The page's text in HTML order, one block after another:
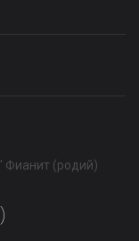
Фианит (родий)